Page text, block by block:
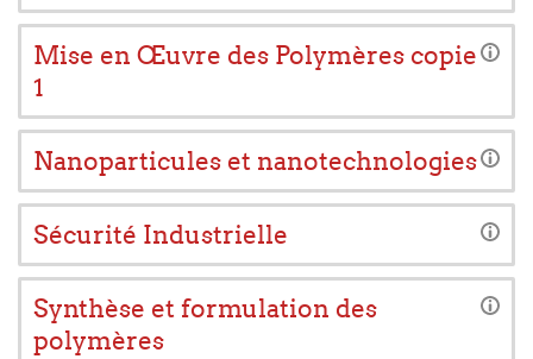
Mise en Œuvre des Polymères copie
1
Nanoparticules et nanotechnologies
Sécurité Industrielle
Synthèse et formulation des
polymères